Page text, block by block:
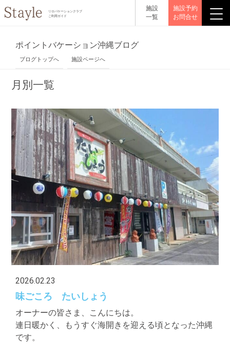
リロバケーションクラブ
ご利用ガイド
施設
一覧
施設予約
お問合せ
ポイントバケーション沖縄ブログ
ブログトップへ 施設ページへ
月別一覧
2026.02.23
味ごころ たいしょう
オーナーの皆さま、こんにちは。
連日暖かく、もうすぐ海開きを迎える頃となった沖縄
です。